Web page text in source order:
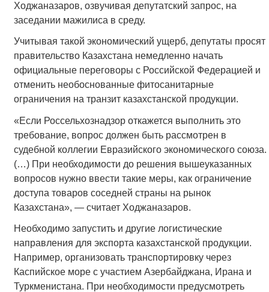
Ходжаназаров, озвучивая депутатский запрос, на
заседании мажилиса в среду.
Учитывая такой экономический ущерб, депутаты просят
правительство Казахстана немедленно начать
официальные переговоры с Российской Федерацией и
отменить необоснованные фитосанитарные
ограничения на транзит казахстанской продукции.
«Если Россельхознадзор откажется выполнить это
требование, вопрос должен быть рассмотрен в
судебной коллегии Евразийского экономического союза.
(…) При необходимости до решения вышеуказанных
вопросов нужно ввести такие меры, как ограничение
доступа товаров соседней страны на рынок
Казахстана», — считает Ходжаназаров.
Необходимо запустить и другие логистические
направления для экспорта казахстанской продукции.
Например, организовать транспортировку через
Каспийское море с участием Азербайджана, Ирана и
Туркменистана. При необходимости предусмотреть